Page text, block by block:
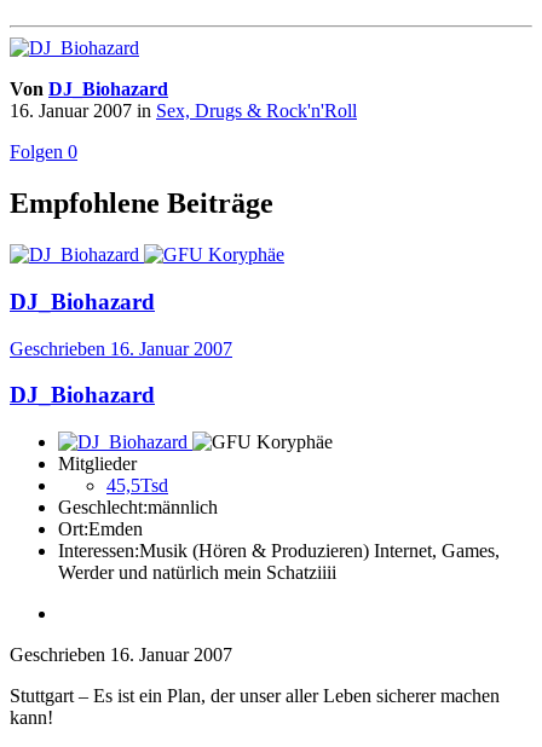
Von DJ_Biohazard
16. Januar 2007 in Sex, Drugs & Rock'n'Roll
Folgen 0
Empfohlene Beiträge
DJ_Biohazard
Geschrieben 16. Januar 2007
DJ_Biohazard
Mitglieder
45,5Tsd
Geschlecht:männlich
Ort:Emden
Interessen:Musik (Hören & Produzieren) Internet, Games,
Werder und natürlich mein Schatziiii
Geschrieben 16. Januar 2007
Stuttgart – Es ist ein Plan, der unser aller Leben sicherer machen
kann!